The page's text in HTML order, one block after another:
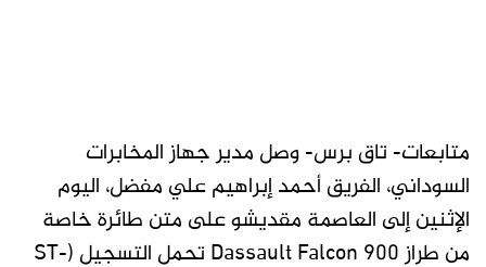
متابعات- تاق برس- وصل مدير جهاز المخابرات
السوداني، الفريق أحمد إبراهيم علي مفضل، اليوم
الإثنين إلى العاصمة مقديشو على متن طائرة خاصة
من طراز Dassault Falcon 900 تحمل التسجيل (ST-